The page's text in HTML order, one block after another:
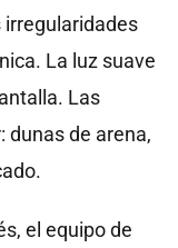
irregularidades
La luz suave
Las
dunas de arena,
el equipo de